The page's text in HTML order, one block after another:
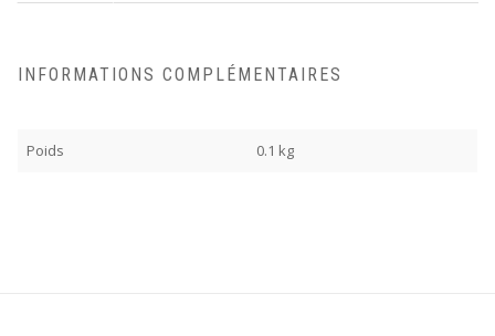
INFORMATIONS COMPLÉMENTAIRES
Poids 0.1 kg